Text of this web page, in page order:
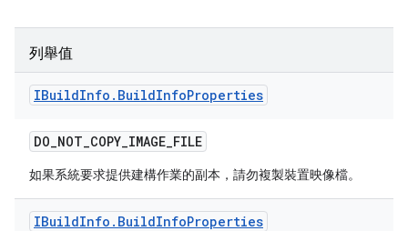
列舉值
IBuildInfo . BuildInfoProperties
DO_NOT_COPY_IMAGE_FILE
如果系統要求提供建構作業的副本，請勿複製裝置映像檔。
IBuildInfo . BuildInfoProperties